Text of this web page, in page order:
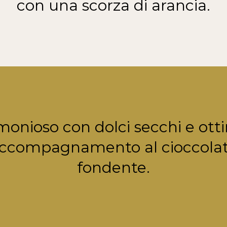
con una scorza di arancia.
con dolci secchi e
al
fondente.